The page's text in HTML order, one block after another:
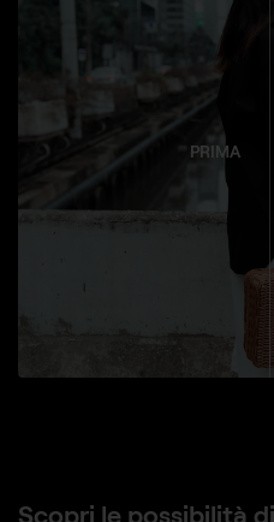
PRIMA
Scopri le possibilità